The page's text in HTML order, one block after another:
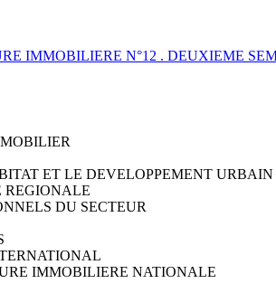
IMMOBILIERE N°12 . DEUXIEME
ET LE DEVELOPPEMENT
REGIONALE
DU SECTEUR
IMMOBILIERE NATIONALE